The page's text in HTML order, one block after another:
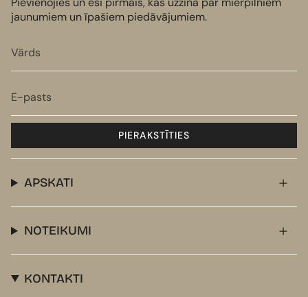
jaunumiem un īpašiem piedāvājumiem.
PIERAKSTĪTIES
APSKATI
NOTEIKUMI
KONTAKTI